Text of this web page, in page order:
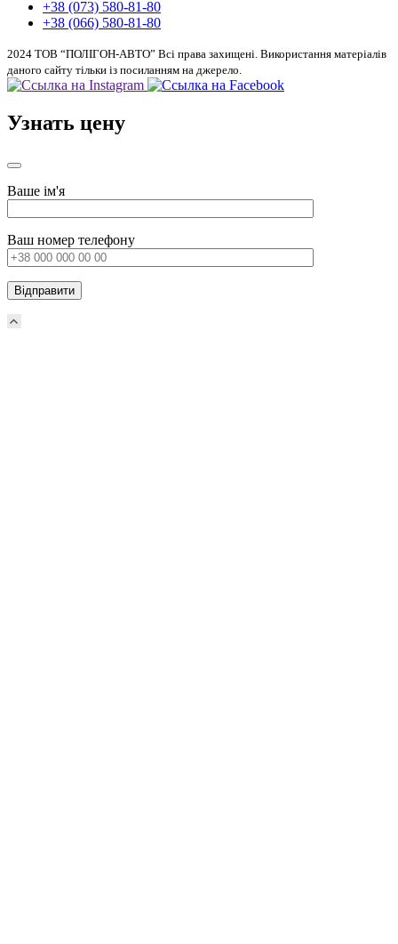
+38 (073) 580-81-80
+38 (066) 580-81-80
2024 ТОВ “ПОЛІГОН-АВТО” Всі права захищені. Використання матеріалів
даного сайту тільки із посиланням на джерело.
Узнать цену
Ваше ім'я
Ваш номер телефону